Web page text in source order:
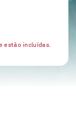
estão incluídas.